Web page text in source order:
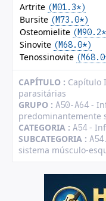
Artrite (M01.3*)
Bursite (M73.0*)
Osteomielite
Sinovite (M68.0*)
Tenossinovite
CAPÍTULO : Capítulo
parasitárias
GRUPO : A50-A64-
predominantemente
CATEGORIA : A54-
SUBCATEGORIA :
sistema músculo-